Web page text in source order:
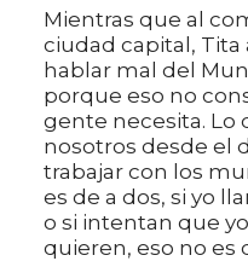
Mientras que al
ciudad capital, Tita
hablar mal del
porque eso no
gente necesita. Lo
nosotros desde el
trabajar con los
es de a dos, si yo
o si intentan que
quieren, eso no es